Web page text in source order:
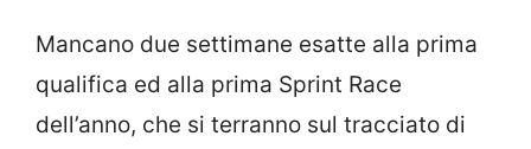
Mancano due settimane esatte alla prima
qualifica ed alla prima Sprint Race
dell’anno, che si terranno sul tracciato di